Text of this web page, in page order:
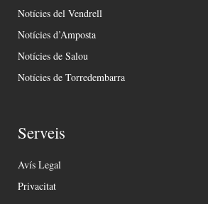
Notícies del Vendrell
Notícies d’Amposta
Notícies de Salou
Notícies de Torredembarra
Serveis
Avís Legal
Privacitat